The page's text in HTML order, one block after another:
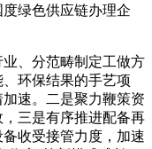
绿色供应链办理企
、分范畴制定工做方
环保结果的手艺项
速。二是聚力鞭策资
三是有序推进配备再
收受接管力度，加速